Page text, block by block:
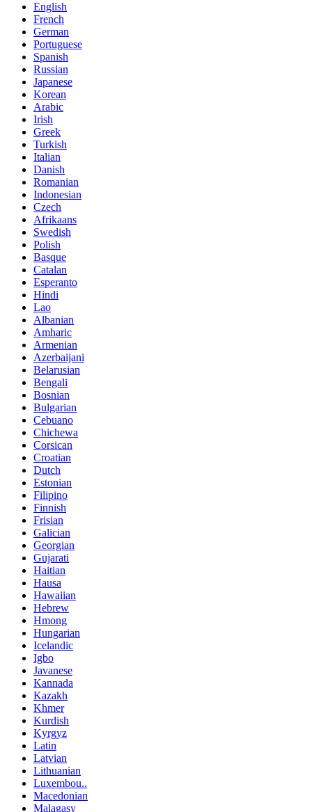
English
French
German
Portuguese
Spanish
Russian
Japanese
Korean
Arabic
Irish
Greek
Turkish
Italian
Danish
Romanian
Indonesian
Czech
Afrikaans
Swedish
Polish
Basque
Catalan
Esperanto
Hindi
Lao
Albanian
Amharic
Armenian
Azerbaijani
Belarusian
Bengali
Bosnian
Bulgarian
Cebuano
Chichewa
Corsican
Croatian
Dutch
Estonian
Filipino
Finnish
Frisian
Galician
Georgian
Gujarati
Haitian
Hausa
Hawaiian
Hebrew
Hmong
Hungarian
Icelandic
Igbo
Javanese
Kannada
Kazakh
Khmer
Kurdish
Kyrgyz
Latin
Latvian
Lithuanian
Luxembou..
Macedonian
Malagasy